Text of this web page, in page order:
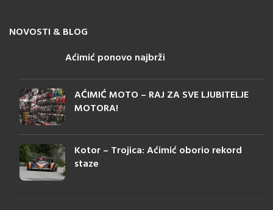
NOVOSTI & BLOG
Aćimić ponovo najbrži
AĆIMIĆ MOTO – RAJ ZA SVE LJUBITELJE
MOTORA!
Kotor – Trojica: Aćimić oborio rekord
staze